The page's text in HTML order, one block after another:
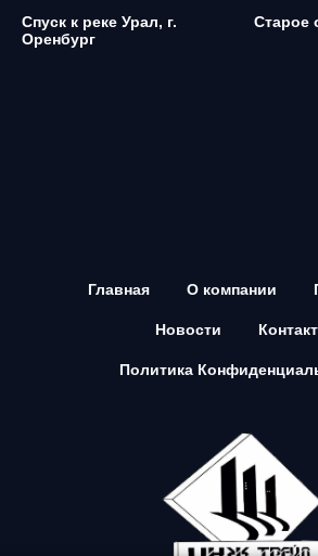
Спуск к реке Урал, г.
Оренбург
Старое
Главная О компании
Новости
Политика